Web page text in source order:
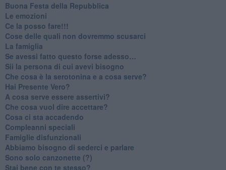
​Buona Festa della Repubblica
Le emozioni
​Ce la posso fare!!!
​Cose delle quali non dovremmo scusarci
​La famiglia
​Se avessi fatto questo forse adesso…
​Sii la persona di cui avevi bisogno
Che cosa è la serotonina e a cosa serve?
​Hai Presente Vero?
A cosa serve essere assertivi?
​Che cosa vuol dire accettare?
​Cosa ci sta accadendo
​Compleanni speciali
​Famiglie disfunzionali
​Abbiamo bisogno di sederci e parlare
Sono solo canzonette (?)
​Stai bene con te stesso?